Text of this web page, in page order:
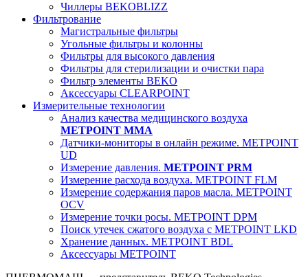
Чиллеры BEKOBLIZZ
Фильтрование
Магистральные фильтры
Угольные фильтры и колонны
Фильтры для высокого давления
Фильтры для стерилизации и очистки пара
Фильтр элементы BEKO
Аксессуары CLEARPOINT
Измерительные технологии
Анализ качества медицинского воздуха
METPOINT MMA
Датчики-мониторы в онлайн режиме. METPOINT
UD
Измерение давления. METPOINT PRM
Измерение расхода воздуха. METPOINT FLM
Измерение содержания паров масла. METPOINT
OCV
Измерение точки росы. METPOINT DPM
Поиск утечек сжатого воздуха с METPOINT LKD
Хранение данных. METPOINT BDL
Аксессуары METPOINT